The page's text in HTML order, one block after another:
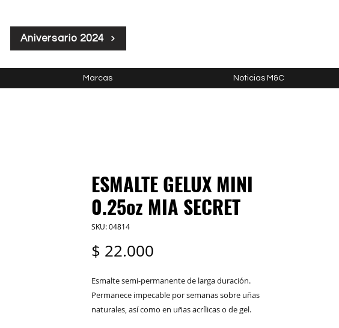
Aniversario 2024
Marcas Noticias M&C
ESMALTE GELUX MINI
0.25oz MIA SECRET
SKU: 04814
$ 22.000
Esmalte semi-permanente de larga duración.
Permanece impecable por semanas sobre uñas
naturales, así como en uñas acrílicas o de gel.